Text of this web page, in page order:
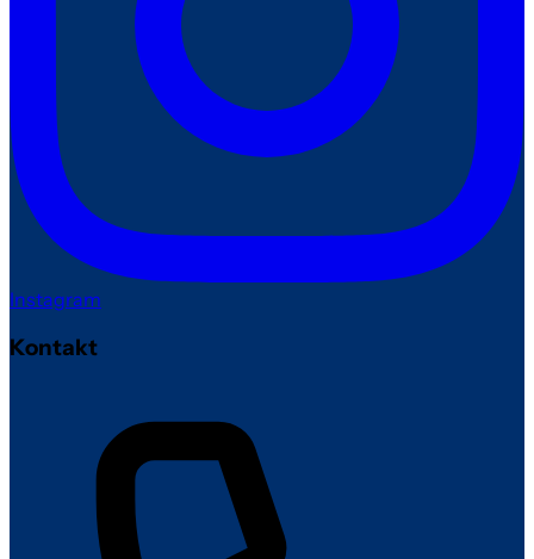
Instagram
Kontakt